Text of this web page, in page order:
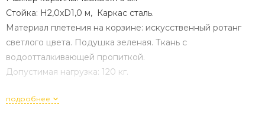
Стойка: H2,0xD1,0 м, Каркас сталь.
Материал плетения на корзине: искусственный ротанг
светлого цвета. Подушка зеленая. Ткань с
водоотталкивающей пропиткой.
Допустимая нагрузка: 120 кг.
подробнее